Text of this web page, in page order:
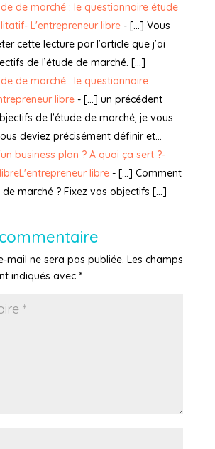
de marché : le questionnaire étude
L'entrepreneur libre- […] Vous
cette lecture par l’article que j’ai
de l’étude de marché. […]
de marché : le questionnaire
libre- […] un précédent
de l’étude de marché, je vous
deviez précisément définir et…
business plan ? A quoi ça sert ?-
libre- […] Comment
marché ? Fixez vos objectifs […]
mail ne sera pas publiée. Les champs
indiqués avec *